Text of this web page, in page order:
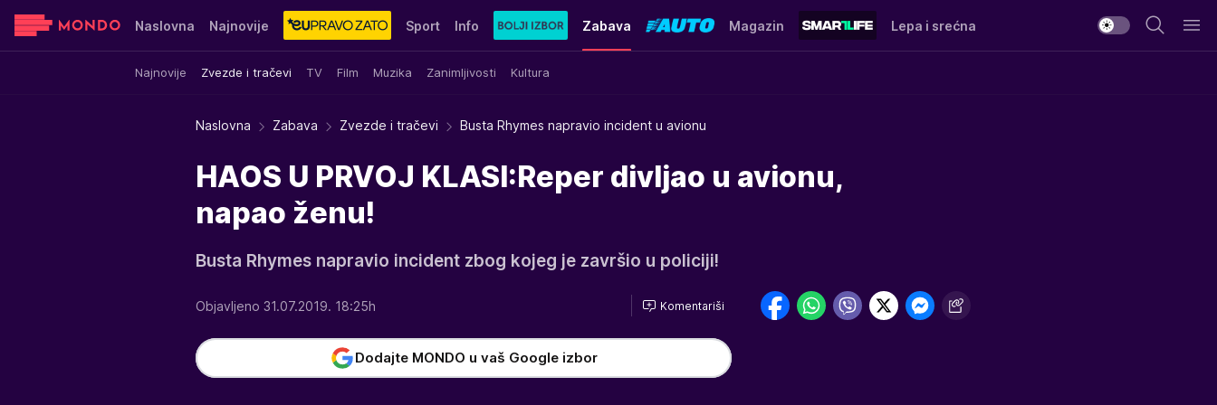
Naslovna Najnovije Sport Info Zabava
Najnovije Zvezde i tračevi TV Film Muzika Zanimljivosti Kultura
Magazin Lepa i srećna
Sensa Stvar ukusa Yumama
Naslovna Zabava Zvezde i tračevi Busta Rhymes napravio incident u avionu
HAOS U PRVOJ KLASI:Reper divljao u avionu,
napao ženu!
Busta Rhymes napravio incident zbog kojeg je završio u policiji!
Objavljeno 31.07.2019. 18:25h Komentariši
Dodajte MONDO u vaš Google izbor